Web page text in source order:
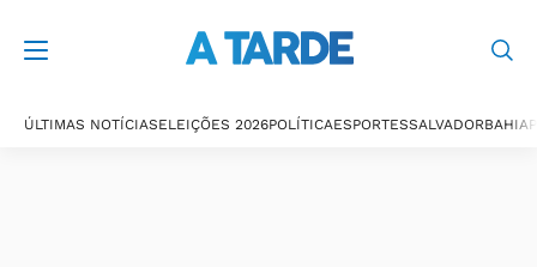
ÚLTIMAS NOTÍCIASELEIÇÕES 2026POLÍTICAESPORTESSALVADORBAHIA